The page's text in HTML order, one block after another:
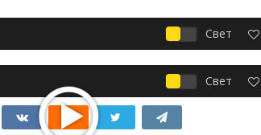
Свет
Свет